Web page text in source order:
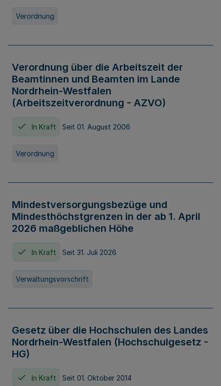
Verordnung
Verordnung über die Arbeitszeit der
Beamtinnen und Beamten im Lande
Nordrhein-Westfalen
(Arbeitszeitverordnung - AZVO)
In Kraft Seit 01. August 2006
Verordnung
Mindestversorgungsbezüge und
Mindesthöchstgrenzen in der ab 1. April
2026 maßgeblichen Höhe
In Kraft Seit 31. Juli 2026
Verwaltungsvorschrift
Gesetz über die Hochschulen des Landes
Nordrhein-Westfalen (Hochschulgesetz -
HG)
In Kraft Seit 01. Oktober 2014